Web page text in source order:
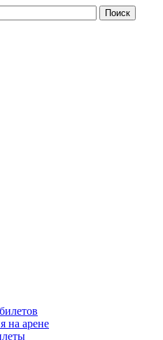
на арене